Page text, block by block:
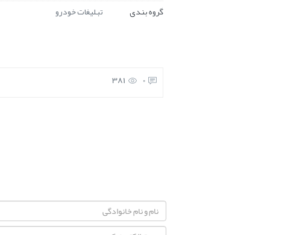
گروه بندی
تبلیغات خودرو
0
381